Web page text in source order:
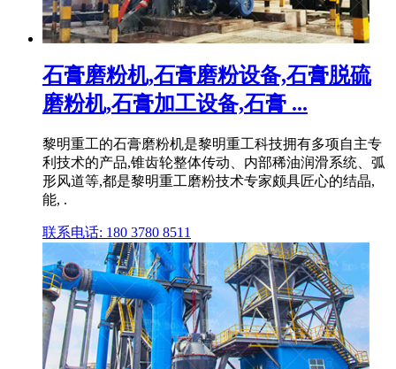
石膏磨粉机,石膏磨粉设备,石膏脱硫
磨粉机,石膏加工设备,石膏 ...
黎明重工的石膏磨粉机是黎明重工科技拥有多项自主专
利技术的产品,锥齿轮整体传动、内部稀油润滑系统、弧
形风道等,都是黎明重工磨粉技术专家颇具匠心的结晶,
能, .
联系电话: 180 3780 8511